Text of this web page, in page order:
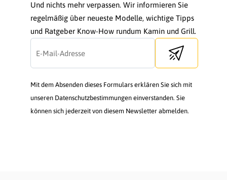
Und nichts mehr verpassen. Wir informieren Sie
regelmäßig über neueste Modelle, wichtige Tipps
und Ratgeber Know-How rundum Kamin und Grill.
Send newsletter
Mit dem Absenden dieses Formulars erklären Sie sich mit
unseren Datenschutzbestimmungen einverstanden. Sie
können sich jederzeit von diesem Newsletter abmelden.